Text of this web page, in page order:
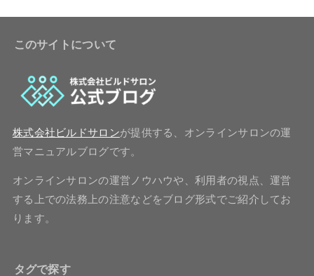
このサイトについて
株式会社ビルドサロンが提供する、オンラインサロンの運
営マニュアルブログです。
オンラインサロンの運営ノウハウや、利用者の視点、運営
する上での法務上の注意などをブログ形式でご紹介してお
ります。
タグで探す